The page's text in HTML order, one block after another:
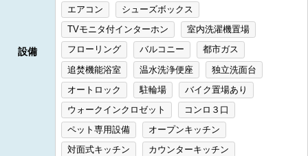
設備
エアコン
シューズボックス
TVモニタ付インターホン
室内洗濯機置場
フローリング
バルコニー
都市ガス
追焚機能浴室
温水洗浄便座
独立洗面台
オートロック
駐輪場
バイク置場あり
ウォークインクロゼット
コンロ３口
ペット専用設備
オープンキッチン
対面式キッチン
カウンターキッチン